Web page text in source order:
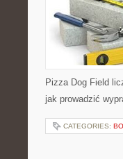
Pizza Dog Field
jak prowadzić
CATEGORIES: